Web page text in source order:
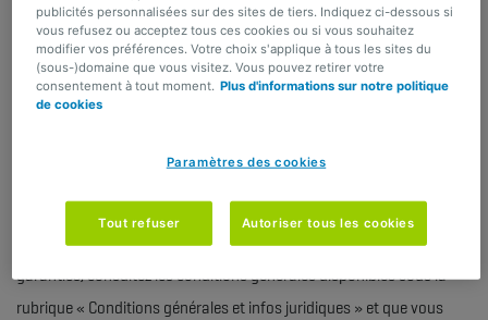
accompagnent le conducteur principal ou son
partenaire cohabitant.
Lepartenaire
location à l’étranger.
Des restrictions, plafonds d’indemnisation, franchises et exclusions
s’appliquent aux garanties. Pour une description détaillée de nos
garanties, consultez les conditions générales disponibles sous la
rubrique « Conditions générales et infos juridiques » et que vous
publicités personnalisées sur des sites de tiers. Indiquez ci-dessous si
vous refusez ou acceptez tous ces cookies ou si vous souhaitez
modifier vos préférences. Votre choix s'applique à tous les sites du
(sous-)domaine que vous visitez. Vous pouvez retirer votre
consentement à tout moment. Plus d'informations sur notre politique
de cookies
Paramètres des cookies
Tout refuser Autoriser tous les cookies